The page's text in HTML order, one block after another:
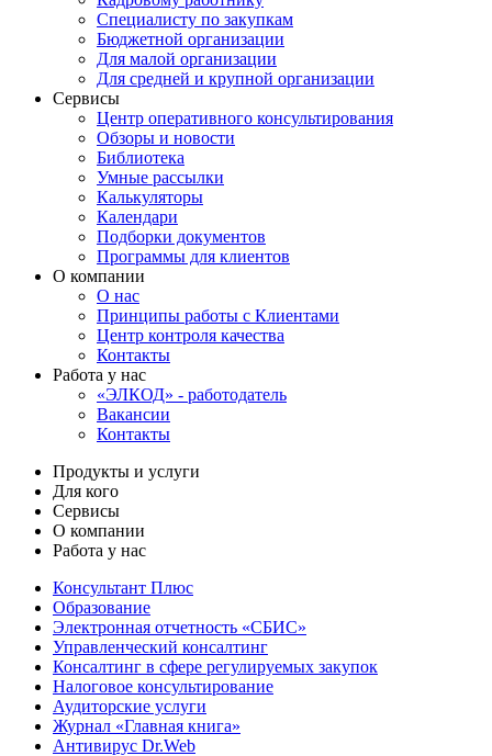
Специалисту по закупкам
Бюджетной организации
Для малой организации
Для средней и крупной организации
Сервисы
Центр оперативного консультирования
Обзоры и новости
Библиотека
Умные рассылки
Калькуляторы
Календари
Подборки документов
Программы для клиентов
О компании
О нас
Принципы работы с Клиентами
Центр контроля качества
Контакты
Работа у нас
«ЭЛКОД» - работодатель
Вакансии
Контакты
Продукты и услуги
Для кого
Сервисы
О компании
Работа у нас
Консультант Плюс
Образование
Электронная отчетность «СБИС»
Управленческий консалтинг
Консалтинг в сфере регулируемых закупок
Налоговое консультирование
Аудиторские услуги
Журнал «Главная книга»
Антивирус Dr.Web